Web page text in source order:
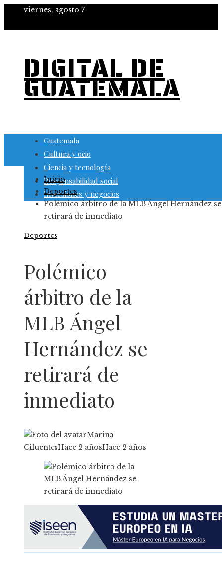
viernes, agosto 7
DIGITAL DE
GUATEMALA
Guatemala
Cultura y ocio
Ciencia y tecnología
Responsabilidad social
Inversiones y negocios
Inicio
Deportes
Polémico árbitro de la MLB Ángel Hernández se
retirará de inmediato
Deportes
Polémico
árbitro de la
MLB Ángel
Hernández se
retirará de
inmediato
Marina
CifuentesHace 2 añosHace 2 años